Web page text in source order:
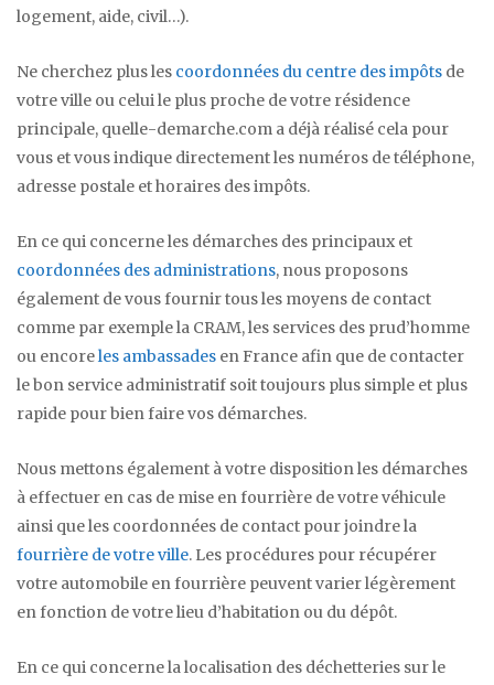
logement, aide, civil…).
Ne cherchez plus les coordonnées du centre des impôts de
votre ville ou celui le plus proche de votre résidence
principale, quelle-demarche.com a déjà réalisé cela pour
vous et vous indique directement les numéros de téléphone,
adresse postale et horaires des impôts.
En ce qui concerne les démarches des principaux et
coordonnées des administrations, nous proposons
également de vous fournir tous les moyens de contact
comme par exemple la CRAM, les services des prud’homme
ou encoreles ambassades en France afin que de contacter
le bon service administratif soit toujours plus simple et plus
rapide pour bien faire vos démarches.
Nous mettons également à votre disposition les démarches
à effectuer en cas de mise en fourrière de votre véhicule
ainsi que les coordonnées de contact pour joindre la
fourrière de votre ville. Les procédures pour récupérer
votre automobile en fourrière peuvent varier légèrement
en fonction de votre lieu d’habitation ou du dépôt.
En ce qui concerne la localisation des déchetteries sur le